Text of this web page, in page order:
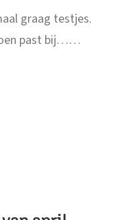
graag testjes.
past bij……